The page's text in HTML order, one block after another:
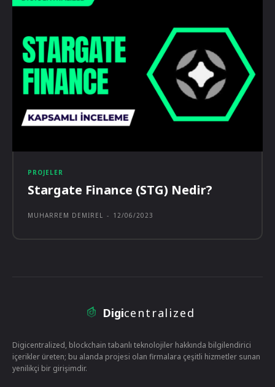
PROJELER
Stargate Finance (STG) Nedir?
MUHARREM DEMIREL - 12/06/2023
Digicentralized
Digicentralized, blockchain tabanlı teknolojiler hakkında bilgilendirici
içerikler üreten; bu alanda projesi olan firmalara çeşitli hizmetler sunan
yenilikçi bir girişimdir.